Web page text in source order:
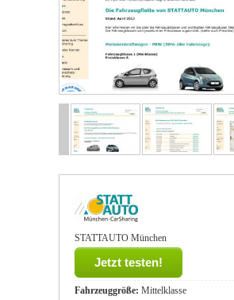
STATTAUTO München
Jetzt testen!
Fahrzeuggröße: Mittelklasse